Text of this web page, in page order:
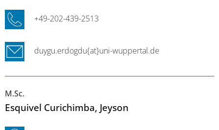
+49-202-439-2513
duygu.erdogdu{at}uni-wuppertal.de
M.Sc.
Esquivel Curichimba, Jeyson